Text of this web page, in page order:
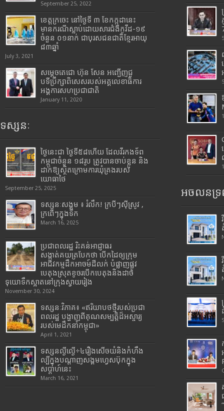
September 25, 2022
ខេត្តក្រចេះ នៅថ្ងៃទី ៣ ខែកក្កដានេះ
មានករណីស្លាប់ដោយសារជំងឺកូវីដ-១៩
ចំនួន ០១នាក់ ជាបុរសជនជាតិខ្មែរអាយុ
៨៣ឆ្នាំ
July 3, 2021
សម្តេចតេជោ ហ៊ុន សែន អញ្ជើញជួ
បទីប្រឹក្សាពិសេសរបស់អគ្គលេខាធិការ
អង្គការសហប្រជាជាតិ
January 11, 2020
ទស្សនៈ
ថ្ងៃនេះជា ថ្ងៃទី៥៨ហើយ ដែលវីរកងទ័ព
កម្ពុជាចំនួន ១៨រូប ត្រូវបានចាប់ខ្លួន និង
ដាក់ឱ្យស្ថិតក្រោមការឃុំគ្រងរបស់
យោធាថៃ
September 25, 2025
ទស្សនៈសង្គម ៖ រំលឹក! ក្របីៗស៊ីស្រូវ ,
ក្រពើៗក្នុងទឹក
March 16, 2025
ប្រជាពលរដ្ឋ រិះគន់អាជ្ញាធរ
សង្កាត់គយត្របែកថា បើកដៃឲ្យក្រុម
អាជីវកម្មដឹកអាចម៍ដីលក់ បំផ្លាញផ្លូវ
បេតុងស្រុតខូចរបើកបេតុងនិងដាច់
ទុយោទឹកស្អាតនៅក្រុងស្វាយរៀង
November 30, 2024
ទស្សនៈវិភាគ៖ «ឥរិយាបថថ្មីរបស់ប្រជា
ពលរដ្ឋ បង្ហាញពីគុណសម្បត្តិដ៏អស្ចារ្យ
របស់មេដឹកនាំកម្ពុជា»
April 1, 2021
ទស្សនល្ងីល្ងើ÷៤រឿងសើចយំនិងកំហឹង
ល្បីក្នុងបណ្តាញសង្គមហ្វេសប៊ុកក្នុង
សប្តាហ៍នេះ
March 16, 2021
អចលនទ្រ